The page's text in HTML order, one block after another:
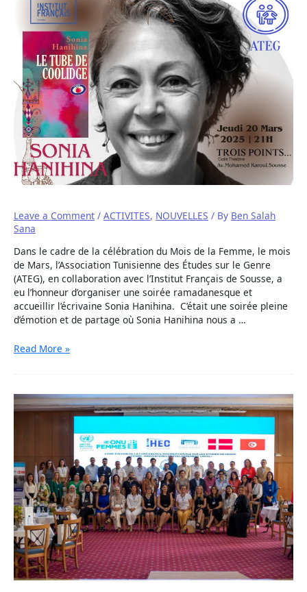
Leave a Comment / ACTIVITES, NOUVELLES / By Ben Salah
Sana
Dans le cadre de la célébration du Mois de la Femme, le mois
de Mars, l’Association Tunisienne des Études sur le Genre
(ATEG), en collaboration avec l’Institut Français de Sousse, a
eu l’honneur d’organiser une soirée ramadanesque et
accueillir l’écrivaine Sonia Hanihina. C’était une soirée pleine
d’émotion et de partage où Sonia Hanihina nous a …
Read More »